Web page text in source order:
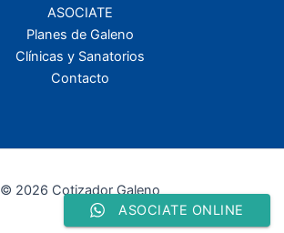
ASOCIATE
Planes de Galeno
Clínicas y Sanatorios
Contacto
© 2026 Cotizador Galeno
ASOCIATE ONLINE